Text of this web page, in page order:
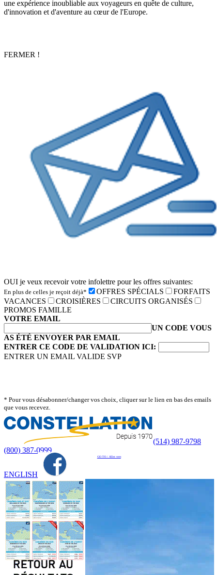
une expérience inoubliable aux voyageurs en quête de culture,
d'innovation et d'aventure au cœur de l'Europe.
FERMER !
OUI je veux recevoir votre infolettre pour les offres suivantes:
En plus de celles je reçoit déjà* OFFRES SPÉCIALS
FORFAITS
VACANCES
CROISIÈRES
CIRCUITS ORGANISÉS
PROMOS FAMILLE
VOTRE EMAIL
UN CODE VOUS
AS ÉTÉ ENVOYER PAR EMAIL
ENTRER CE CODE DE VALIDATION ICI:
ENTRER UN EMAIL VALIDE SVP
* Pour vous désabonner/changer vos choix, cliquer sur le lien en bas des emails
que vous recevez.
(514) 987-9798
(800) 387-0999
GO TO / Aller vers
ENGLISH